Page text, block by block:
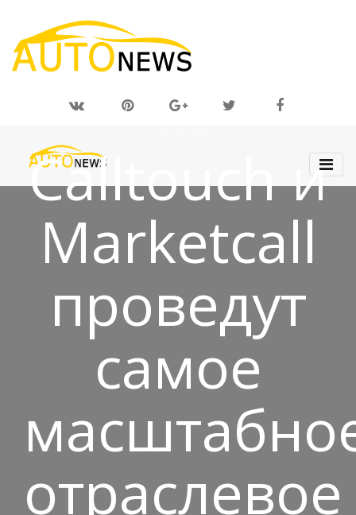
Calltouch и
Marketcall
проведут
самое
отраслевое